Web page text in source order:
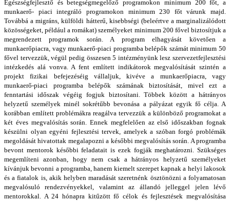
Egészségfejlesztő és betegségmegelőző programokon minimum 200 főt, a
munkaerő- piaci integráló programokon minimum 230 főt várunk majd.
Továbbá a migráns, külföldi hátterű, kisebbségi (beleértve a marginalizálódott
közösségeket, például a romákat) személyeket minimum 200 fővel biztosítjuk a
megrendezett programok során. A program elhagyását követően a
munkaerőpiacra, vagy munkaerő-piaci programba belépők számát minimum 50
fővel tervezzük, végül pedig összesen 5 intézményünk lesz szervezetfejlesztési
intézkedés alá vonva. A fent említett indikátorok megvalósítását szintén a
projekt fizikai befejezéséig vállaljuk, kivéve a munkaerőpiacra, vagy
munkaerő-piaci programba belépők számának biztosítását, mivel ezt a
fenntartási időszak végéig fogjuk biztosítani. Többek között a hátrányos
helyzetű személyek minél sokrétűbb bevonása a pályázat egyik fő célja. A
korábban említett problémákra reagálva tervezzük a különböző programokat a
két éves megvalósítás során. Ennek megfelelően az első időszakban fognak
készülni olyan egyéni fejlesztési tervek, amelyek a szóban forgó problémák
megoldását hivatottak megalapozni a későbbi megvalósítás során. A programba
bevont mentorok későbbi feladatait is ezek fogják meghatározni. Szükséges
megemlíteni azonban, hogy nem csak a hátrányos helyzetű személyeket
kívánjuk bevonni a programba, hanem kiemelt szerepet kapnak a helyi lakosok
és a fiatalok is, akik helyben maradását szeretnénk ösztönözni a folyamatosan
megvalósuló rendezvényekkel, valamint az állandó jelleggel jelen lévő
mentorokkal. A 24 hónapra kitűzött fő célok és fejlesztések megvalósítása